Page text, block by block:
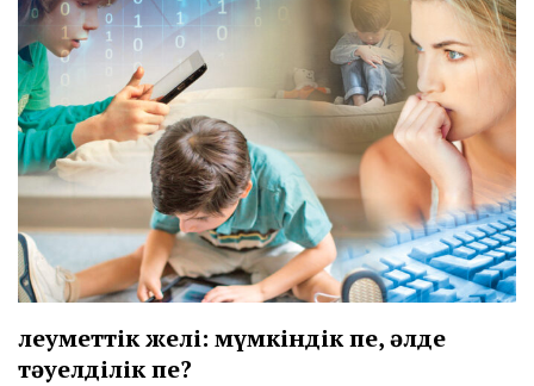
Әлеуметтік желі: мүмкіндік пе, әлде
тәуелділік пе?